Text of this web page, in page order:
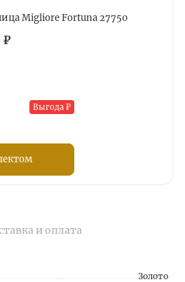
₽
Migliore Fortuna 27750
Выгода ₽
и оплата
Золото